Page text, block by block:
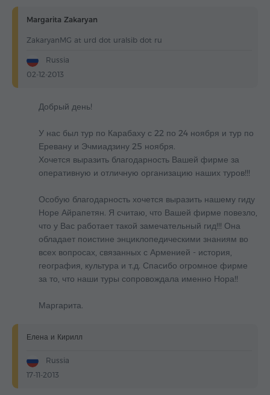
Margarita Zakaryan
ZakaryanMG at urd dot uralsib dot ru
Russia
02-12-2013
Добрый день!
У нас был тур по Карабаху с 22 по 24 ноября и тур по
Еревану и Эчмиадзину 25 ноября.
Хочется выразить благодарность Вашей фирме за
оперативную и отличную организацию наших туров!!!
Особую благодарность хочется выразить нашему гиду
Норе Айрапетян. Я считаю, что Вашей фирме повезло,
что у Вас работает такой замечательный гид!!! Она
обладает поистине энциклопедическими знаниям во
всех вопросах, связанных с Арменией - история,
география, культура и т.д. Спасибо огромное фирме
за то, что наши туры сопровождала именно Нора!!
Маргарита.
Елена и Кирилл
Russia
17-11-2013